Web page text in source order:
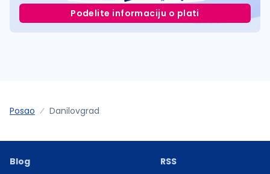
Podelite informaciju o plati
Posao Danilovgrad
Blog
RSS